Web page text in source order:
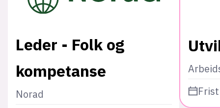
Leder - Folk og
kompetanse
Norad